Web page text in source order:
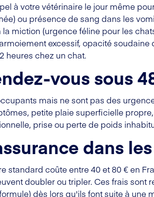
à votre vétérinaire le jour même
ou présence de sang dans les
la miction (urgence féline pour les
excessif, opacité
heures chez un chat.
vous sous
mais ne sont pas des
petite plaie superficielle
prise ou perte de poids
dans
standard coûte entre 40 et 80 € en
doubler ou tripler. Ces frais
dès lors qu'ils font suite à